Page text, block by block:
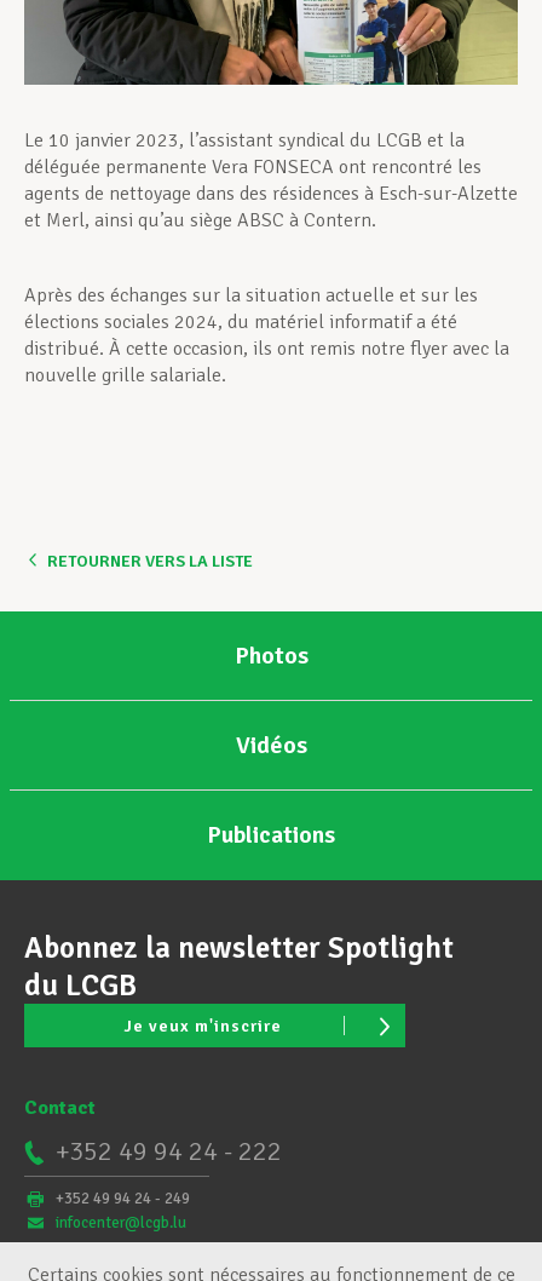
Le 10 janvier 2023, l’assistant syndical du LCGB et la
déléguée permanente Vera FONSECA ont rencontré les
agents de nettoyage dans des résidences à Esch-sur-Alzette
et Merl, ainsi qu’au siège ABSC à Contern.
Après des échanges sur la situation actuelle et sur les
élections sociales 2024, du matériel informatif a été
distribué. À cette occasion, ils ont remis notre flyer avec la
nouvelle grille salariale.
RETOURNER VERS LA LISTE
Photos
Vidéos
Publications
Abonnez la newsletter Spotlight
du LCGB
Je veux m'inscrire
Contact
+352 49 94 24 - 222
+352 49 94 24 - 249
infocenter@lcgb.lu
Certains cookies sont nécessaires au fonctionnement de ce